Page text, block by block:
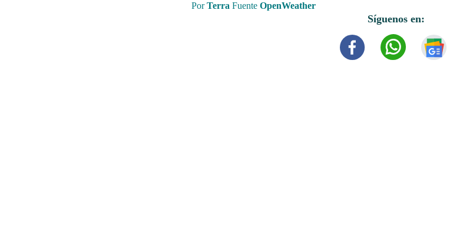
PorTerra Fuente OpenWeather
Síguenos en: